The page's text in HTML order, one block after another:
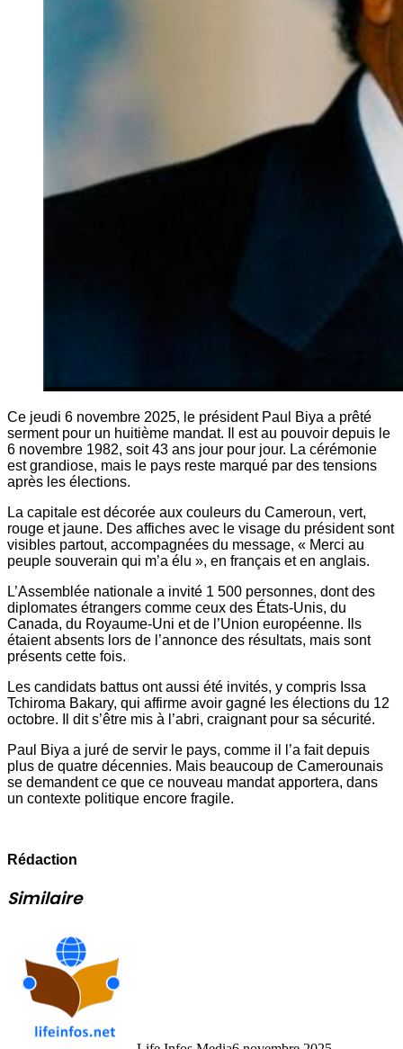
Ce jeudi 6 novembre 2025, le président Paul Biya a prêté
serment pour un huitième mandat. Il est au pouvoir depuis le
6 novembre 1982, soit 43 ans jour pour jour. La cérémonie
est grandiose, mais le pays reste marqué par des tensions
après les élections.
La capitale est décorée aux couleurs du Cameroun, vert,
rouge et jaune. Des affiches avec le visage du président sont
visibles partout, accompagnées du message, « Merci au
peuple souverain qui m’a élu », en français et en anglais.
L’Assemblée nationale a invité 1 500 personnes, dont des
diplomates étrangers comme ceux des États-Unis, du
Canada, du Royaume-Uni et de l’Union européenne. Ils
étaient absents lors de l’annonce des résultats, mais sont
présents cette fois.
Les candidats battus ont aussi été invités, y compris Issa
Tchiroma Bakary, qui affirme avoir gagné les élections du 12
octobre. Il dit s’être mis à l’abri, craignant pour sa sécurité.
Paul Biya a juré de servir le pays, comme il l’a fait depuis
plus de quatre décennies. Mais beaucoup de Camerounais
se demandent ce que ce nouveau mandat apportera, dans
un contexte politique encore fragile.
Rédaction
Similaire